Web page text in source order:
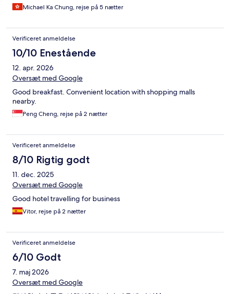
Michael Ka Chung, rejse på 5 nætter
Verificeret anmeldelse
10/10 Enestående
12. apr. 2026
Oversæt med Google
Good breakfast. Convenient location with shopping malls
nearby.
Peng Cheng, rejse på 2 nætter
Verificeret anmeldelse
8/10 Rigtig godt
11. dec. 2025
Oversæt med Google
Good hotel travelling for business
Vitor, rejse på 2 nætter
Verificeret anmeldelse
6/10 Godt
7. maj 2026
Oversæt med Google